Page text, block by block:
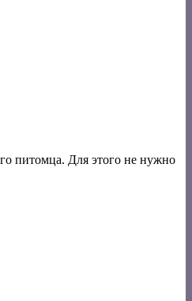
питомца. Для этого не нужно